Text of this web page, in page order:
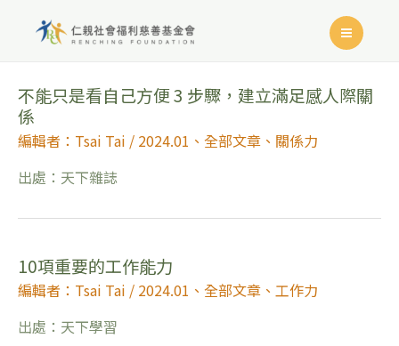
不能只是看自己方便 3 步驟，建立滿足感人際關
係
編輯者：Tsai Tai / 2024.01 、 全部文章 、 關係力
出處：天下雜誌
10項重要的工作能力
編輯者：Tsai Tai / 2024.01 、 全部文章 、 工作力
出處：天下學習